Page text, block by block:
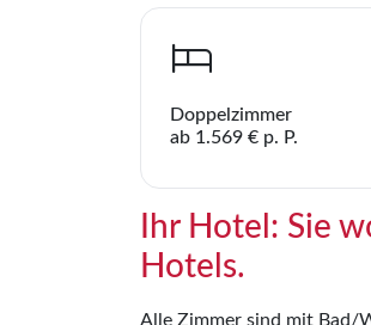
Doppelzimmer
ab 1.569 € p. P.
Ihr Hotel: Sie
Hotels.
Alle Zimmer sind mit Bad/